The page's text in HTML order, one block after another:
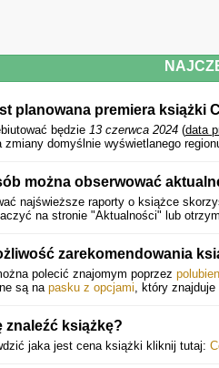
planowana premiera książki
będzie 13 czerwca 2024 (data
zmiany domyślnie wyświetlanego
można obserwować
najświeższe raporty o książce
na stronie "Aktualności" lub
zarekomendowania
polecić znajomym poprzez
są na pasku z opcjami, który
znaleźć książkę?
jaka jest cena książki kliknij tutaj: